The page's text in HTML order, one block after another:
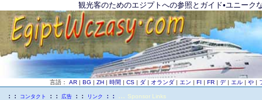
観光客のためのエジプトへの参照とガイド•ユニーク
言語：AR |BG |ZH |時間 |CS | ダ | オランダ | エン |FI |FR |デ | エル |や |
：： コンタクト ：： 広告 ：： リンク ：： Sponsor Links